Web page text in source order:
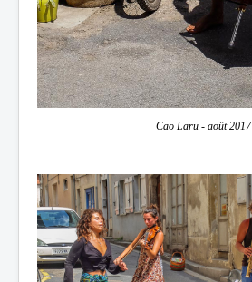
Cao Laru - août 2017